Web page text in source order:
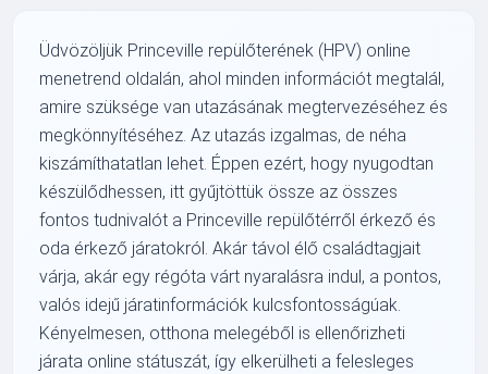
Üdvözöljük Princeville repülőterének (HPV) online
menetrend oldalán, ahol minden információt megtalál,
amire szüksége van utazásának megtervezéséhez és
megkönnyítéséhez. Az utazás izgalmas, de néha
kiszámíthatatlan lehet. Éppen ezért, hogy nyugodtan
készülődhessen, itt gyűjtöttük össze az összes
fontos tudnivalót a Princeville repülőtérről érkező és
oda érkező járatokról. Akár távol élő családtagjait
várja, akár egy régóta várt nyaralásra indul, a pontos,
valós idejű járatinformációk kulcsfontosságúak.
Kényelmesen, otthona melegéből is ellenőrizheti
járata online státuszát, így elkerülheti a felesleges